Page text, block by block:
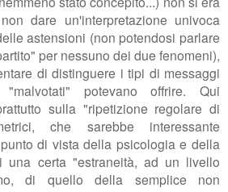
dare un'interpretazione univoca
astensioni (non potendosi parlare
per nessuno dei due fenomeni),
di distinguere i tipi di messaggi
potevano offrire. Qui
sulla "ripetizione regolare di
che sarebbe interessante
di vista della psicologia e della
una certa "estraneità, ad un livello
di quello della semplice non